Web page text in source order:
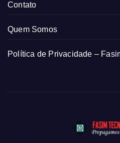
Contato
Quem Somos
Política de Privacidade –